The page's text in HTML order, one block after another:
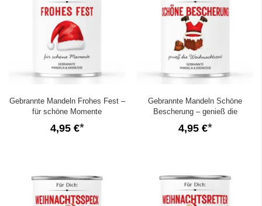
Gebrannte Mandeln Frohes Fest –
für schöne Momente
4,95 €
Gebrannte Mandeln Schöne
Bescherung – genieß die
Weihnachtszeit
4,95 €